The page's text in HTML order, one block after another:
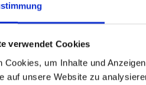
verwendet Cookies
Cookies, um Inhalte und
auf unsere Website zu
ETF $72.25 -0.30%
iShares Core MSCI World UCITS ETF €128.29
ETF 18.11 0.11 %